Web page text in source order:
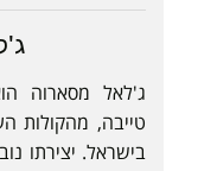
ג'לאל מסארוה
טייבה, מהקולות
בישראל. יצירתו